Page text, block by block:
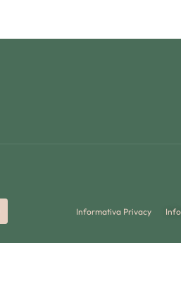
Informativa Privacy